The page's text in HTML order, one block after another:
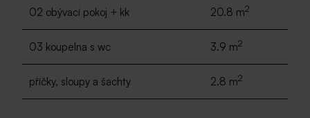
02 obývací pokoj + kk 20.8 m2
03 koupelna s wc 3.9 m2
příčky, sloupy a šachty 2.8 m2